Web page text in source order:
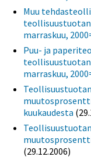
Muu
marraskuu,
Puu- ja
marraskuu,
kuukaudesta
(29.12.2006)